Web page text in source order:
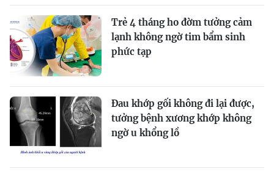
Trẻ 4 tháng ho đờm tưởng cảm
lạnh không ngờ tim bẩm sinh
phức tạp
Đau khớp gối không đi lại được,
tưởng bệnh xương khớp không
ngờ u khổng lồ